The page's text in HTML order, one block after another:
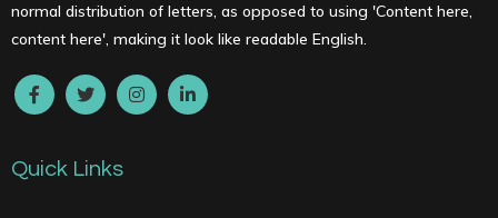
normal distribution of letters, as opposed to using 'Content here,
content here', making it look like readable English.
Quick Links